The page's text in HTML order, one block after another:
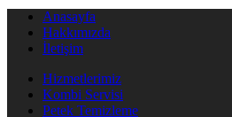
Anasayfa
Hakkımızda
İletişim
Hizmetlerimiz
Kombi Servisi
Petek Temizleme